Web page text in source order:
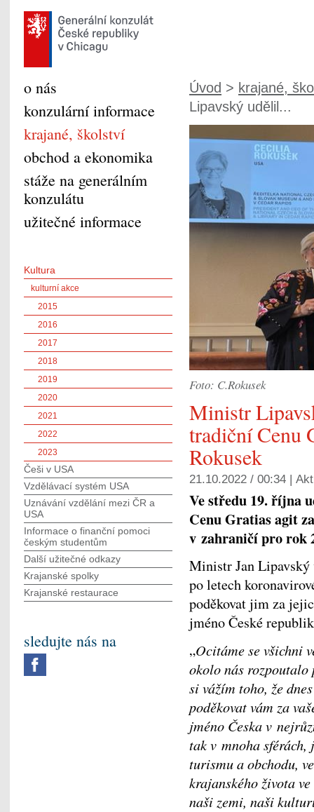
Úvod > krajané,
Lipavský udělil...
Foto: C.Rokusek
Ministr
tradiční Cenu
Rokusek
21.10.2022 / 00:34 |
Ve středu 19. října
Cenu Gratias agit
v zahraničí pro rok
Ministr Jan Lipavský
po letech
poděkovat jim za
jméno České
„Ocitáme se všichni
okolo nás rozpoutalo
si vážím toho, že
poděkovat vám za
jméno Česka v
tak v mnoha
turismu a obchodu,
krajanského života
naši zemi, naši
o nás
konzulární informace
krajané, školství
obchod a ekonomika
stáže na generálním
konzulátu
užitečné informace
Kultura
kulturní akce
2015
2016
2017
2018
2019
2020
2021
2022
2023
Češi v USA
Vzdělávací systém USA
Uznávání vzdělání mezi ČR a
USA
Informace o finanční pomoci
českým studentům
Další užitečné odkazy
Krajanské spolky
Krajanské restaurace
sledujte nás na